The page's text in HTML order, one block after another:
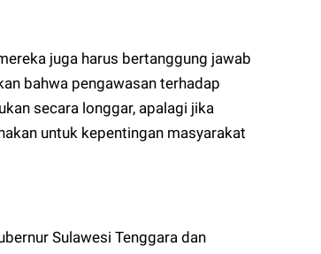
juga harus bertanggung jawab
bahwa pengawasan terhadap
secara longgar, apalagi jika
untuk kepentingan masyarakat
Sulawesi Tenggara dan